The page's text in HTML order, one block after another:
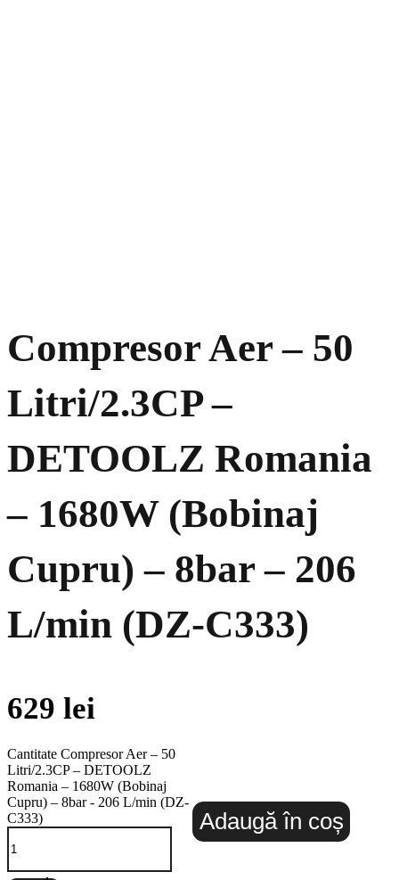
Compresor Aer – 50
Litri/2.3CP –
DETOOLZ Romania
– 1680W (Bobinaj
Cupru) – 8bar – 206
L/min (DZ-C333)
629 lei
Cantitate Compresor Aer – 50
Litri/2.3CP – DETOOLZ
Romania – 1680W (Bobinaj
Cupru) – 8bar - 206 L/min (DZ-
C333)
Adaugă în coș